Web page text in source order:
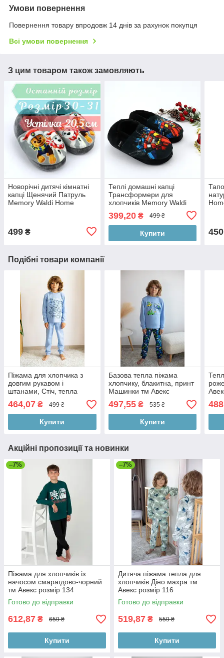
Умови повернення
Повернення товару впродовж 14 днів за рахунок покупця
Всі умови повернення
З цим товаром також замовляють
Новорічні дитячі кімнатні
капці Щенячий Патруль
Memory Waldi Home
499 ₴
Теплі домашні капці
Трансформери для
хлопчиків Memory Waldi
399,20₴ 499 ₴
Купити 450
Подібні товари компанії
Піжама для хлопчика з
довгим рукавом і
штанами, Стіч, тепла
Авекс
464,07 ₴ 499 ₴
Купити
Базова тепла піжама
хлопчику, блакитна, принт
Машинки тм Авекс
497,55₴ 535 ₴
Купити
Акційні пропозиції та новинки
–7%
Піжама для хлопчиків із
начосом смарагдово-чорний
тм Авекс розмір 134
Готово до відправки
612,87 ₴ 659 ₴
Купити
–7%
Дитяча піжама тепла для
хлопчиків Діно махра тм
Авекс розмір 116
Готово до відправки
519,87 ₴ 559 ₴
Купити